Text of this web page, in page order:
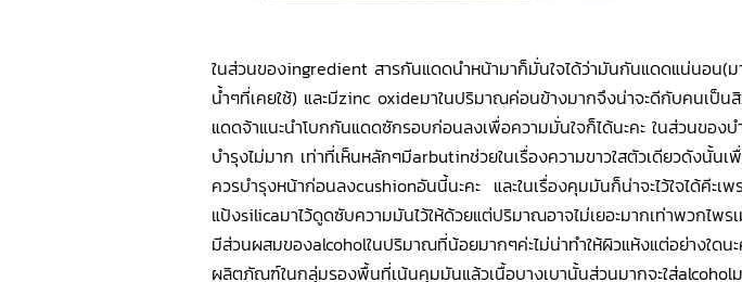
ในส่วนของingredient สารกันแดดนำหน้ามาก็มั่นใจได้ว่ามันกันแดดแน่นอน(
น้ำๆที่เคยใช้) และมีzinc oxideมาในปริมาณค่อนข้างมากจึงน่าจะดีกับคนเป็น
แดดจ้าแนะนำโบกกันแดดซักรอบก่อนลงเพื่อความมั่นใจก็ได้นะคะ ในส่วนของ
บำรุงไม่มาก เท่าที่เห็นหลักๆมีarbutinช่วยในเรื่องความขาวใสตัวเดียวดังนั้น
ควรบำรุงหน้าก่อนลงcushionอันนี้นะคะ และในเรื่องคุมมันก็น่าจะไว้ใจได้คีะเพร
แป้งsilicaมาไว้ดูดซับความมันไว้ให้ด้วยแต่ปริมาณอาจไม่เยอะมากเท่าพวกไพร
มีส่วนผสมของalcoholในปริมาณที่น้อยมากๆค่ะไม่น่าทำให้ผิวแห้งแต่อย่างใดนะ
ผลิตภัณฑ์ในกลุ่มรองพื้นที่เน้นคุมมันแล้วเนื้อบางเบานั้นส่วนมากจะใส่